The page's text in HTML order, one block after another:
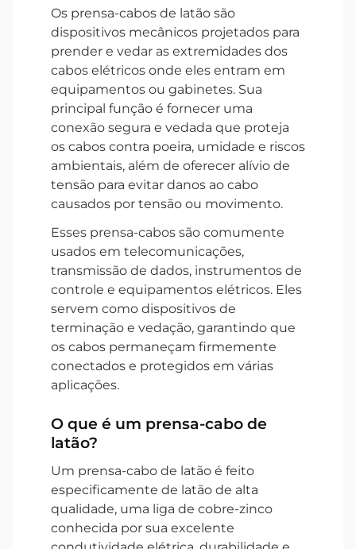
Os prensa-cabos de latão são
dispositivos mecânicos projetados para
prender e vedar as extremidades dos
cabos elétricos onde eles entram em
equipamentos ou gabinetes. Sua
principal função é fornecer uma
conexão segura e vedada que proteja
os cabos contra poeira, umidade e riscos
ambientais, além de oferecer alívio de
tensão para evitar danos ao cabo
causados por tensão ou movimento.
Esses prensa-cabos são comumente
usados em telecomunicações,
transmissão de dados, instrumentos de
controle e equipamentos elétricos. Eles
servem como dispositivos de
terminação e vedação, garantindo que
os cabos permaneçam firmemente
conectados e protegidos em várias
aplicações.
O que é um prensa-cabo de
latão?
Um prensa-cabo de latão é feito
especificamente de latão de alta
qualidade, uma liga de cobre-zinco
conhecida por sua excelente